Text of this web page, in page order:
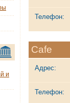
Телефон:
Cafe
Адрес:
Телефон:
и